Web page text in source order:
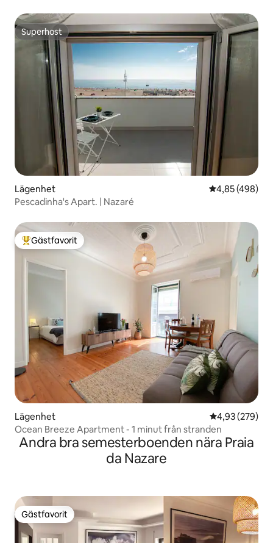
Superhost
Superhost
Lägenhet 4,85 av 5 i
4,85 (498)
Pescadinha's Apart. | Nazaré
Populär gästfavorit
Gästfavorit
Lägenhet 4,93 av 5 i
4,93 (279)
Ocean Breeze Apartment - 1 minut från stranden
Andra bra semesterboenden nära Praia
da Nazare
Gästfavorit
Gästfavorit